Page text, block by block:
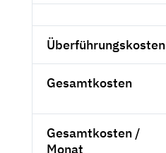
Überführungskosten
Gesamtkosten
Gesamtkosten /
Monat